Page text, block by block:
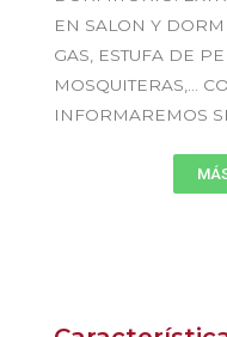
EN SALON Y
GAS, ESTUFA DE
MOSQUITERAS,…
INFORMAREMOS